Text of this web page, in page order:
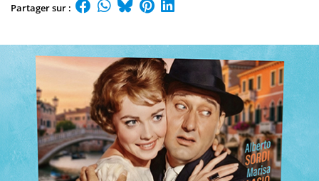
Partager sur :